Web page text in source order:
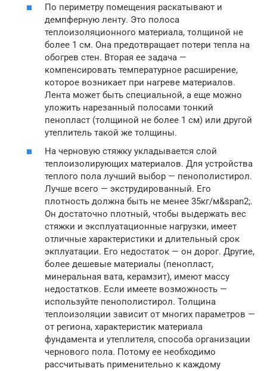
По периметру помещения раскатывают и
демпферную ленту. Это полоса
теплоизоляционного материала, толщиной не
более 1 см. Она предотвращает потери тепла на
обогрев стен. Вторая ее задача —
компенсировать температурное расширение,
которое возникает при нагреве материалов.
Лента может быть специальной, а еще можно
уложить нарезанный полосами тонкий
пенопласт (толщиной не более 1 см) или другой
утеплитель такой же толщины.
На черновую стяжку укладывается слой
теплоизолирующих материалов. Для устройства
теплого пола лучший выбор — пенополистирол.
Лучше всего — экструдированный. Его
плотность должна быть не менее 35кг/м&span2;.
Он достаточно плотный, чтобы выдержать вес
стяжки и эксплуатационные нагрузки, имеет
отличные характеристики и длительный срок
экплуатации. Его недостаток — он дорог. Другие,
более дешевые материалы (пенопласт,
минеральная вата, керамзит), имеют массу
недостатков. Если имеете возможность —
используйте пенополистирол. Толщина
теплоизоляции зависит от многих параметров —
от региона, характеристик материала
фундамента и утеплителя, способа организации
чернового пола. Потому ее необходимо
рассчитывать применительно к каждому